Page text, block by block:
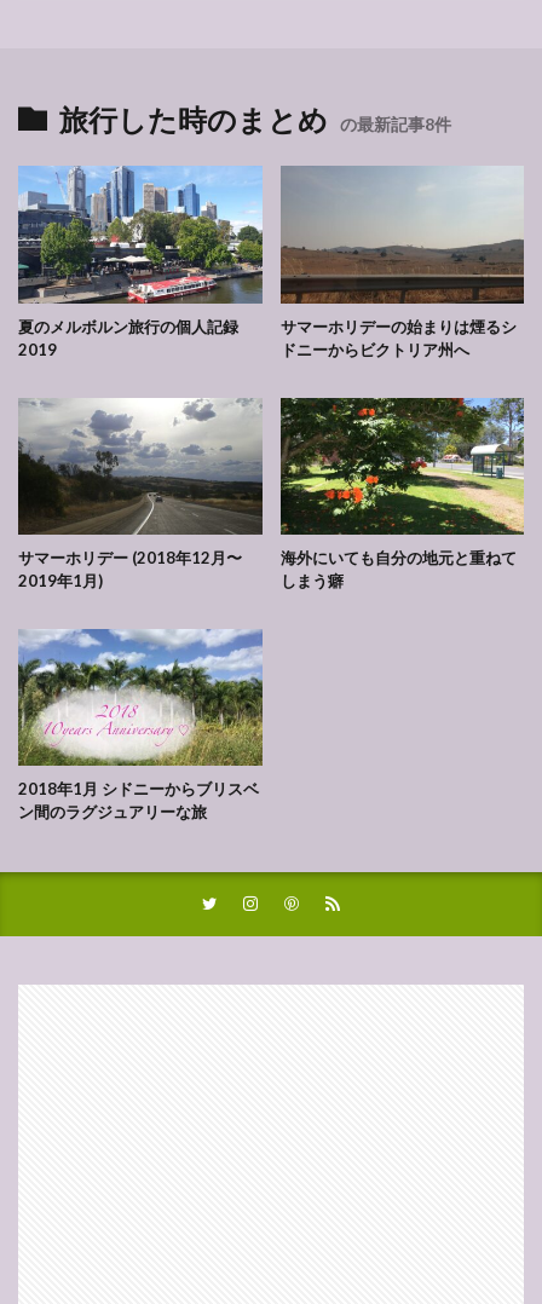
旅行した時のまとめ の最新記事8件
夏のメルボルン旅行の個人記録
2019
サマーホリデーの始まりは煙るシ
ドニーからビクトリア州へ
サマーホリデー (2018年12月〜
2019年1月)
海外にいても自分の地元と重ねて
しまう癖
2018年1月 シドニーからブリスベ
ン間のラグジュアリーな旅